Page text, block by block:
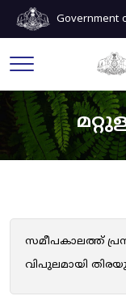
Government
സമീപകാലത്ത്
വിപുലമായി